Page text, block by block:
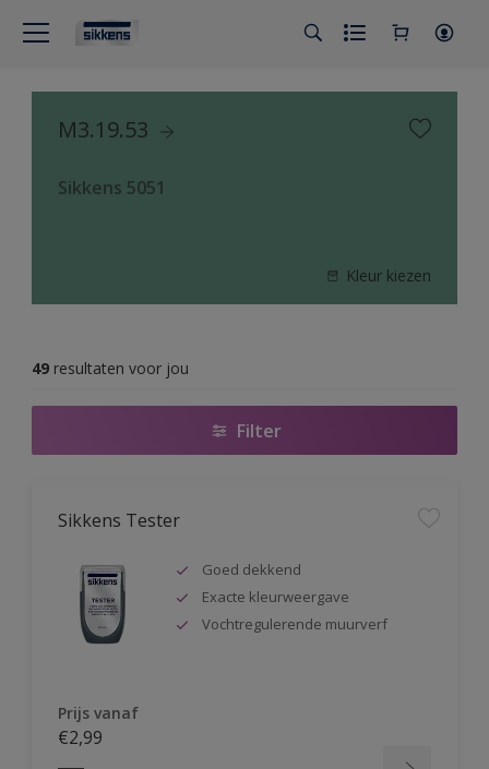
M3.19.53
Sikkens 5051
Kleur kiezen
49 resultaten voor jou
Filter
Sikkens Tester
Goed dekkend
Exacte kleurweergave
Vochtregulerende muurverf
Prijs vanaf
€2,99